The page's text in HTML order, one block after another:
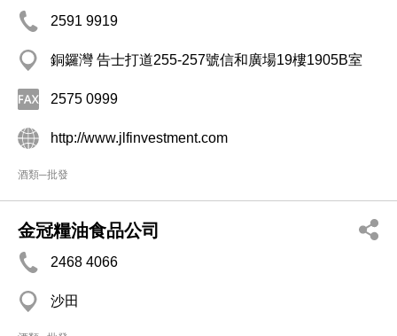
2591 9919
銅鑼灣 告士打道255-257號信和廣場19樓1905B室
2575 0999
http://www.jlfinvestment.com
酒類─批發
金冠糧油食品公司
2468 4066
沙田